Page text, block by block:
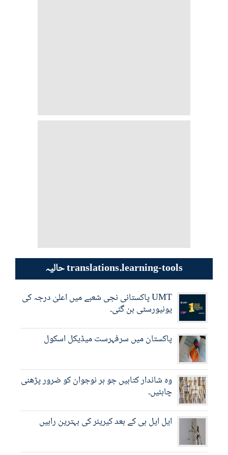
حالیہ translations.learning-tools
UMT پاکستانی نجی شعبے میں اعلیٰ درجہ کی
یونیورسٹی بن گئی۔
پاکستان میں سرفہرست میڈیکل اسکول
وہ شاندار کتابیں جو ہر نوجوان کو ضرور پڑھنی
چاہئیں۔
ایل ایل بی کے بعد کیریئر کی بہترین راہیں